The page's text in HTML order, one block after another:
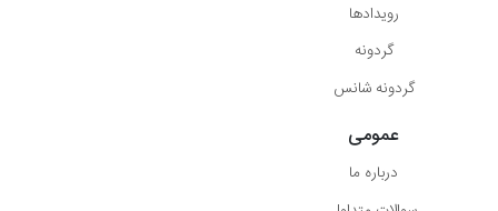
رویدادها
گردونه
گردونه شانس
عمومی
درباره ما